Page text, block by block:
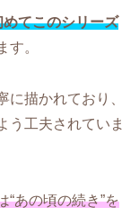
めてこのシリーズ
す。
描かれており、
う工夫されていま
“あの頃の続き”を